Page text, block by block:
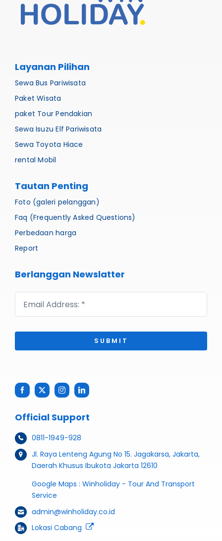
Layanan Pilihan
Sewa Bus Pariwisata
Paket Wisata
paket Tour Pendakian
Sewa Isuzu Elf Pariwisata
Sewa Toyota Hiace
rental Mobil
Tautan Penting
Foto (galeri pelanggan)
Faq (Frequently Asked Questions)
Perbedaan harga
Report
Berlanggan Newslatter
SUBMIT
Official Support
0811-1949-928
Jl. Raya Lenteng Agung No 15. Jagakarsa, Jakarta,
Daerah Khusus Ibukota Jakarta 12610
Google Maps : Winholiday - Tour And Transport
Service
admin@winholiday.co.id
Lokasi Cabang